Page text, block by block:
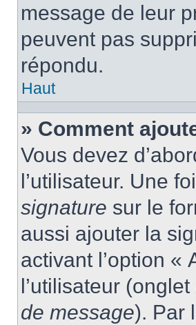
message de leur
peuvent pas
répondu.
Haut
» Comment
Vous devez
l’utilisateur. Une
signature sur le
aussi ajouter la
activant l’option «
l’utilisateur (onglet
de message). Par